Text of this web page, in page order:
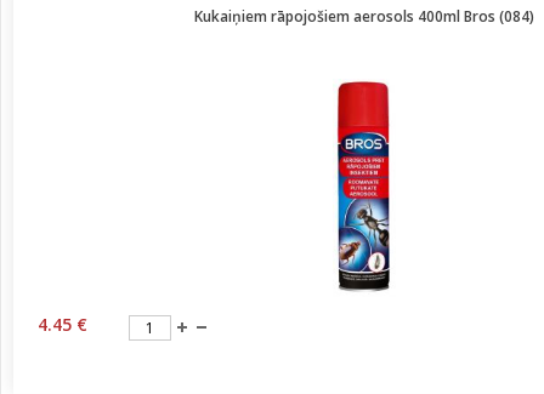
Kukaiņiem rāpojošiem aerosols 400ml Bros (084)
4.45 €